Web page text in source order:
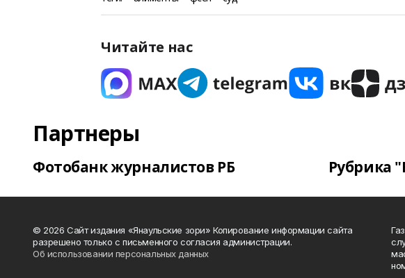
Читайте нас
Партнеры
Фотобанк журналистов РБ Рубрика
© 2026 Сайт издания «Янаульские зори» Копирование информации сайта
разрешено только с письменного согласия администрации.
Об использовании персональных данных